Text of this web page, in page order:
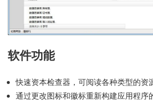
软件功能
快速资本检查器，可阅读各种类型的资
通过更改图标和徽标重新构建应用程序